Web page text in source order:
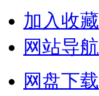
加入收藏
网站导航
网盘下载